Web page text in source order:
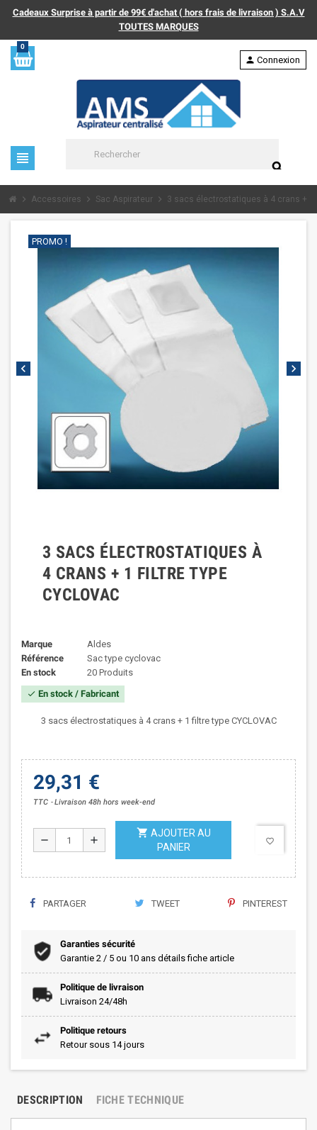
Cadeaux Surprise à partir de 99€ d'achat ( hors frais de livraison ) S.A.V
TOUTES MARQUES
0
view_headline
search
person Connexion
chevron_right Accessoires chevron_right Sac Aspirateur chevron_right 3 sacs électrostatiques à 4 crans + 1
chevron_left chevron_right
PROMO !
3 SACS ÉLECTROSTATIQUES À
4 CRANS + 1 FILTRE TYPE
CYCLOVAC
Marque
Aldes
Référence
Sac type cyclovac
En stock
20 Produits
check En stock / Fabricant
3 sacs électrostatiques à 4 crans + 1 filtre type CYCLOVAC
29,31 €
TTC Livraison 48h hors week-end
remove add
shopping_cart AJOUTER AU
PANIER
favorite_border
PARTAGER TWEET PINTEREST
Garanties sécurité
Garantie 2 / 5 ou 10 ans détails fiche article
Politique de livraison
Livraison 24/48h
Politique retours
Retour sous 14 jours
DESCRIPTION FICHE TECHNIQUE